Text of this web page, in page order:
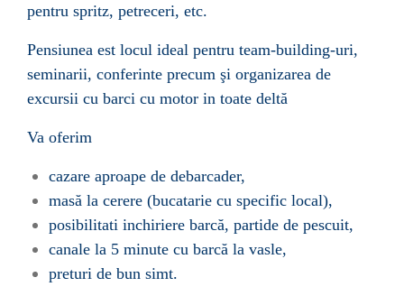
pentru spritz, petreceri, etc.
Pensiunea est locul ideal pentru team-building-uri,
seminarii, conferinte precum şi organizarea de
excursii cu barci cu motor in toate deltă
Va oferim
cazare aproape de debarcader,
masă la cerere (bucatarie cu specific local),
posibilitati inchiriere barcă, partide de pescuit,
canale la 5 minute cu barcă la vasle,
preturi de bun simt.